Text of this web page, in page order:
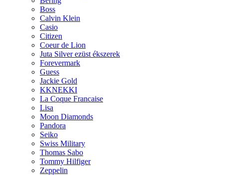
Boss
Calvin Klein
Casio
Citizen
Coeur de Lion
Juta Silver ezüst ékszerek
Forevermark
Guess
Jackie Gold
KKNEKKI
La Coque Francaise
Lisa
Moon Diamonds
Pandora
Seiko
Swiss Military
Thomas Sabo
Tommy Hilfiger
Zeppelin